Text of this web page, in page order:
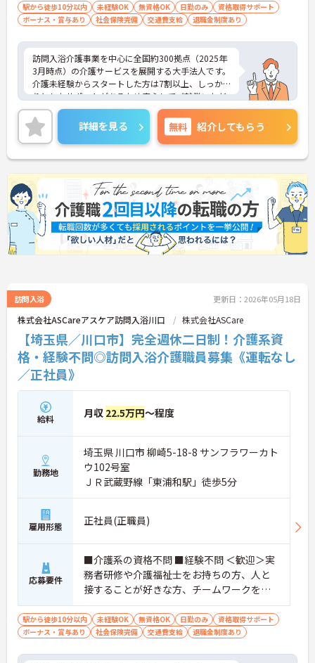
駅から徒歩10分以内 未経験OK 無資格OK 日勤のみ
資格取得サポート
ボーナス・賞与あり
社会保険完備 交通費支給 退職金制度あり
訪問入浴介護事業を中心に全国約300拠点（2025年
3月時点）の介護サービスを展開する大手法人です。
介護未経験からスタートした方は7割以上、しっか
りとしたサポートがあるため安心してご就業いただ
けます。お風呂に入れなくて困っている方に、手を
差し伸べてあげられるとてもやりがいのあるお仕事
です。ご興味ある方には、面接対策ポイントなど、
さらに詳細をお話しいたしますのでお気軽にご相談
ください！
詳細を見る 無料 紹介してもらう
訪問入浴 更新日：2026年05月18日
株式会社ASCareアスケア訪問入浴川口 株式会社ASCare
【埼玉県／川口市】完全週休二日制！介護系資
格・経験不問◎訪問入浴介護職員募集《運転なし
／正社員》
給料 月収 22.5万円～程度
勤務地
埼玉県 川口市 柳崎5-18-8 サンフラワーカト
ウ102号室
ＪＲ武蔵野線「東浦和駅」徒歩5分
雇用形態 正社員(正職員)
応募要件
■介護系の資格不問 ■経験不問 ＜歓迎＞実
務者研修や介護福祉士をお持ちの方、人と
接することが好きな方、チームワークを重
視する人
駅から徒歩10分以内 未経験OK 無資格OK 日勤のみ
資格取得サポート
ボーナス・賞与あり
社会保険完備 交通費支給 退職金制度あり